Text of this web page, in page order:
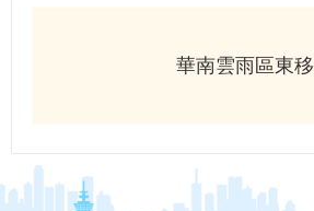
華南雲雨區東移